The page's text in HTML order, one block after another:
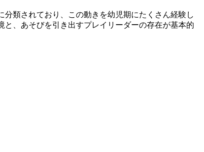
類されており、この動きを幼児期にたくさん経験し
、あそびを引き出すプレイリーダーの存在が基本的